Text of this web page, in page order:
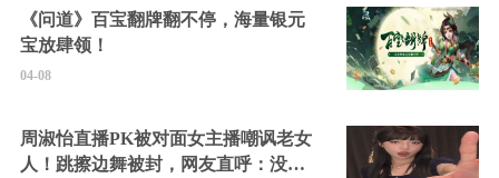
《问道》百宝翻牌翻不停，海量银元
宝放肆领！
04-08
周淑怡直播PK被对面女主播嘲讽老女
人！跳擦边舞被封，网友直呼：没边